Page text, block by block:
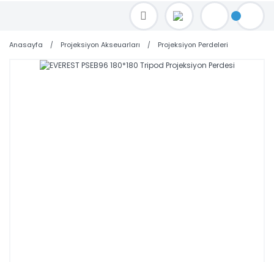
TOPTAN FİYAT ALMAK İÇİN satis@toptanbilgisayar.net MAİL ATINIZ.
SİPARİŞLERİNİZİ AYNI GÜN KARGO İLE GÖNDERİYORUZ!
Anasayfa Projeksiyon Akseuarları Projeksiyon Perdeleri